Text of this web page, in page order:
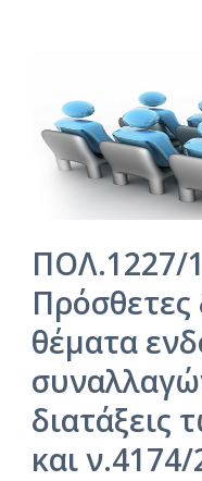
ΠΟΛ.1227/
Πρόσθετες
θέματα
διατάξεις
και